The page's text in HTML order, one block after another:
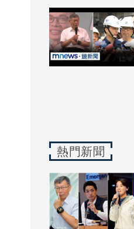
熱門新聞